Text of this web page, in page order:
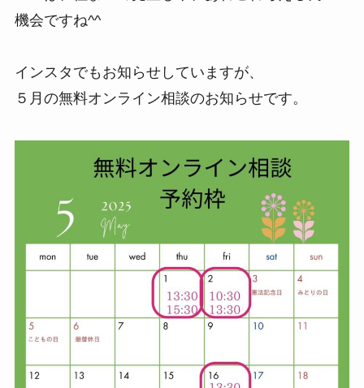
機会ですね^^
インスタでもお知らせしていますが、
５月の無料オンライン相談のお知らせです。